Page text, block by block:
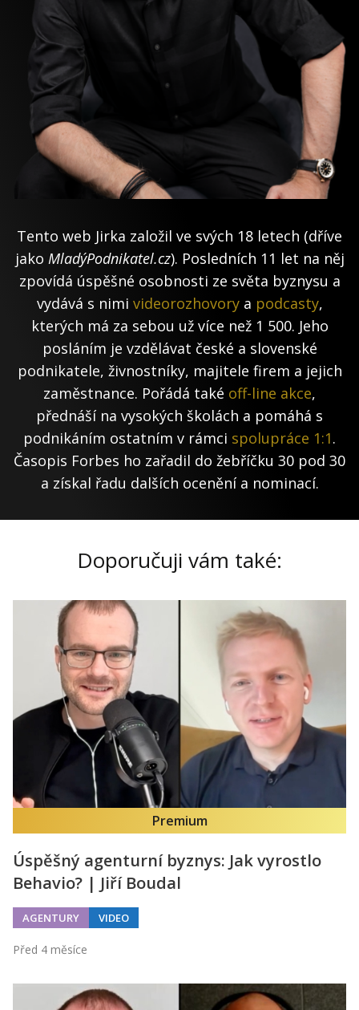
Tento web Jirka založil ve svých 18 letech (dříve
jako MladýPodnikatel.cz). Posledních 11 let na něj
zpovídá úspěšné osobnosti ze světa byznysu a
vydává s nimi videorozhovorya podcasty,
kterých má za sebou už více než 1 500. Jeho
posláním je vzdělávat české a slovenské
podnikatele, živnostníky, majitele firem a jejich
zaměstnance. Pořádá také off-line akce,
přednáší na vysokých školách a pomáhá s
podnikáním ostatním v rámci spolupráce 1:1.
Časopis Forbes ho zařadil do žebříčku 30 pod 30
a získal řadu dalších ocenění a nominací.
Doporučuji vám také:
Premium
Úspěšný agenturní byznys: Jak vyrostlo
Behavio? | Jiří Boudal
AGENTURY VIDEO
Před 4 měsíce